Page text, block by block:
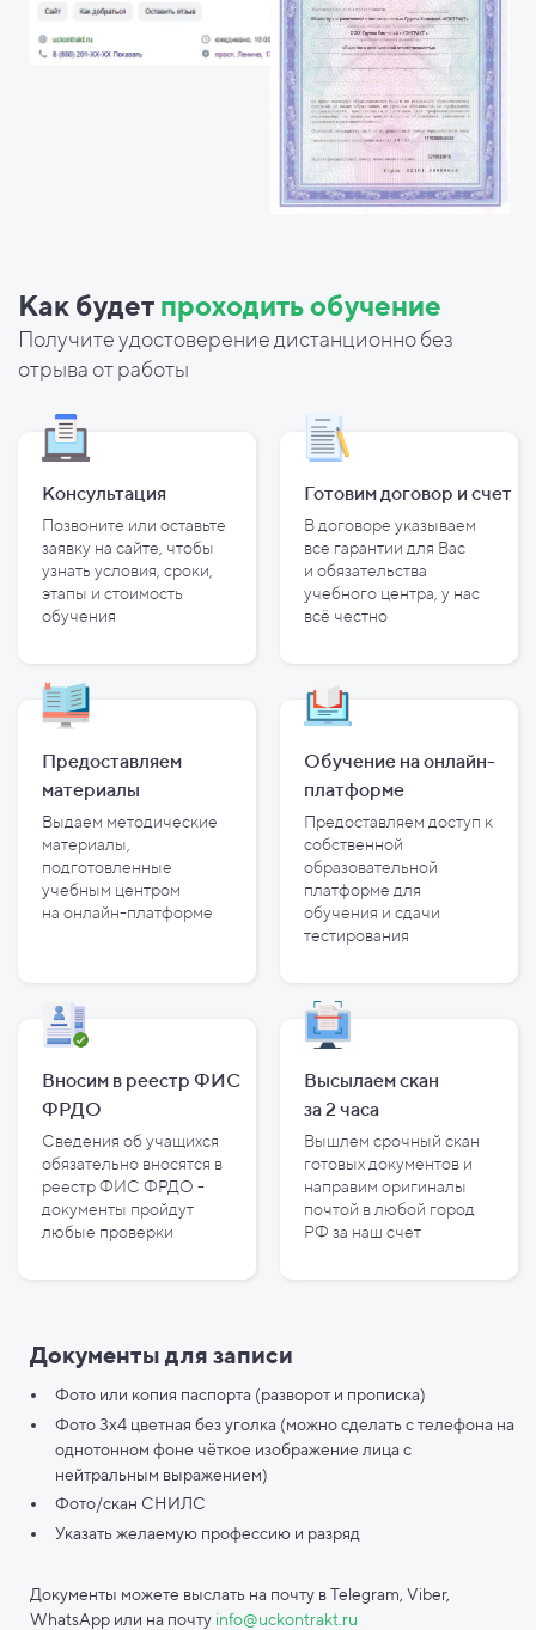
Как будет проходить обучение
Получите удостоверение дистанционно без
отрыва от работы
Консультация
Позвоните или оставьте
заявку на сайте, чтобы
узнать условия, сроки,
этапы и стоимость
обучения
Готовим договор и счет
В договоре указываем
все гарантии для Вас
и обязательства
учебного центра, у нас
всё честно
Предоставляем
материалы
Выдаем методические
материалы,
подготовленные
учебным центром
на онлайн-платформе
Обучение на онлайн-
платформе
Предоставляем доступ к
собственной
образовательной
платформе для
обучения и сдачи
тестирования
Вносим в реестр ФИС
ФРДО
Сведения об учащихся
обязательно вносятся в
реестр ФИС ФРДО -
документы пройдут
любые проверки
Высылаем скан
за2 часа
Вышлем срочный скан
готовых документов и
направим оригиналы
почтой в любой город
РФ за наш счет
Документы для записи
Фото или копия паспорта (разворот и прописка)
Фото 3х4 цветная без уголка (можно сделать с телефона на
однотонном фоне чёткое изображение лица с
нейтральным выражением)
Фото/скан СНИЛС
Указать желаемую профессию и разряд
Документы можете выслать на почту в Telegram, Viber,
WhatsApp или на почту info@uckontrakt.ru